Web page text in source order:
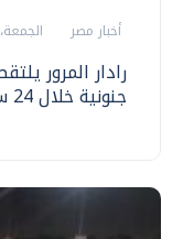
أخبار مصر الجمعة، 25 ابريل 2025 08:42 ص
جنونية خلال 24 ساعة